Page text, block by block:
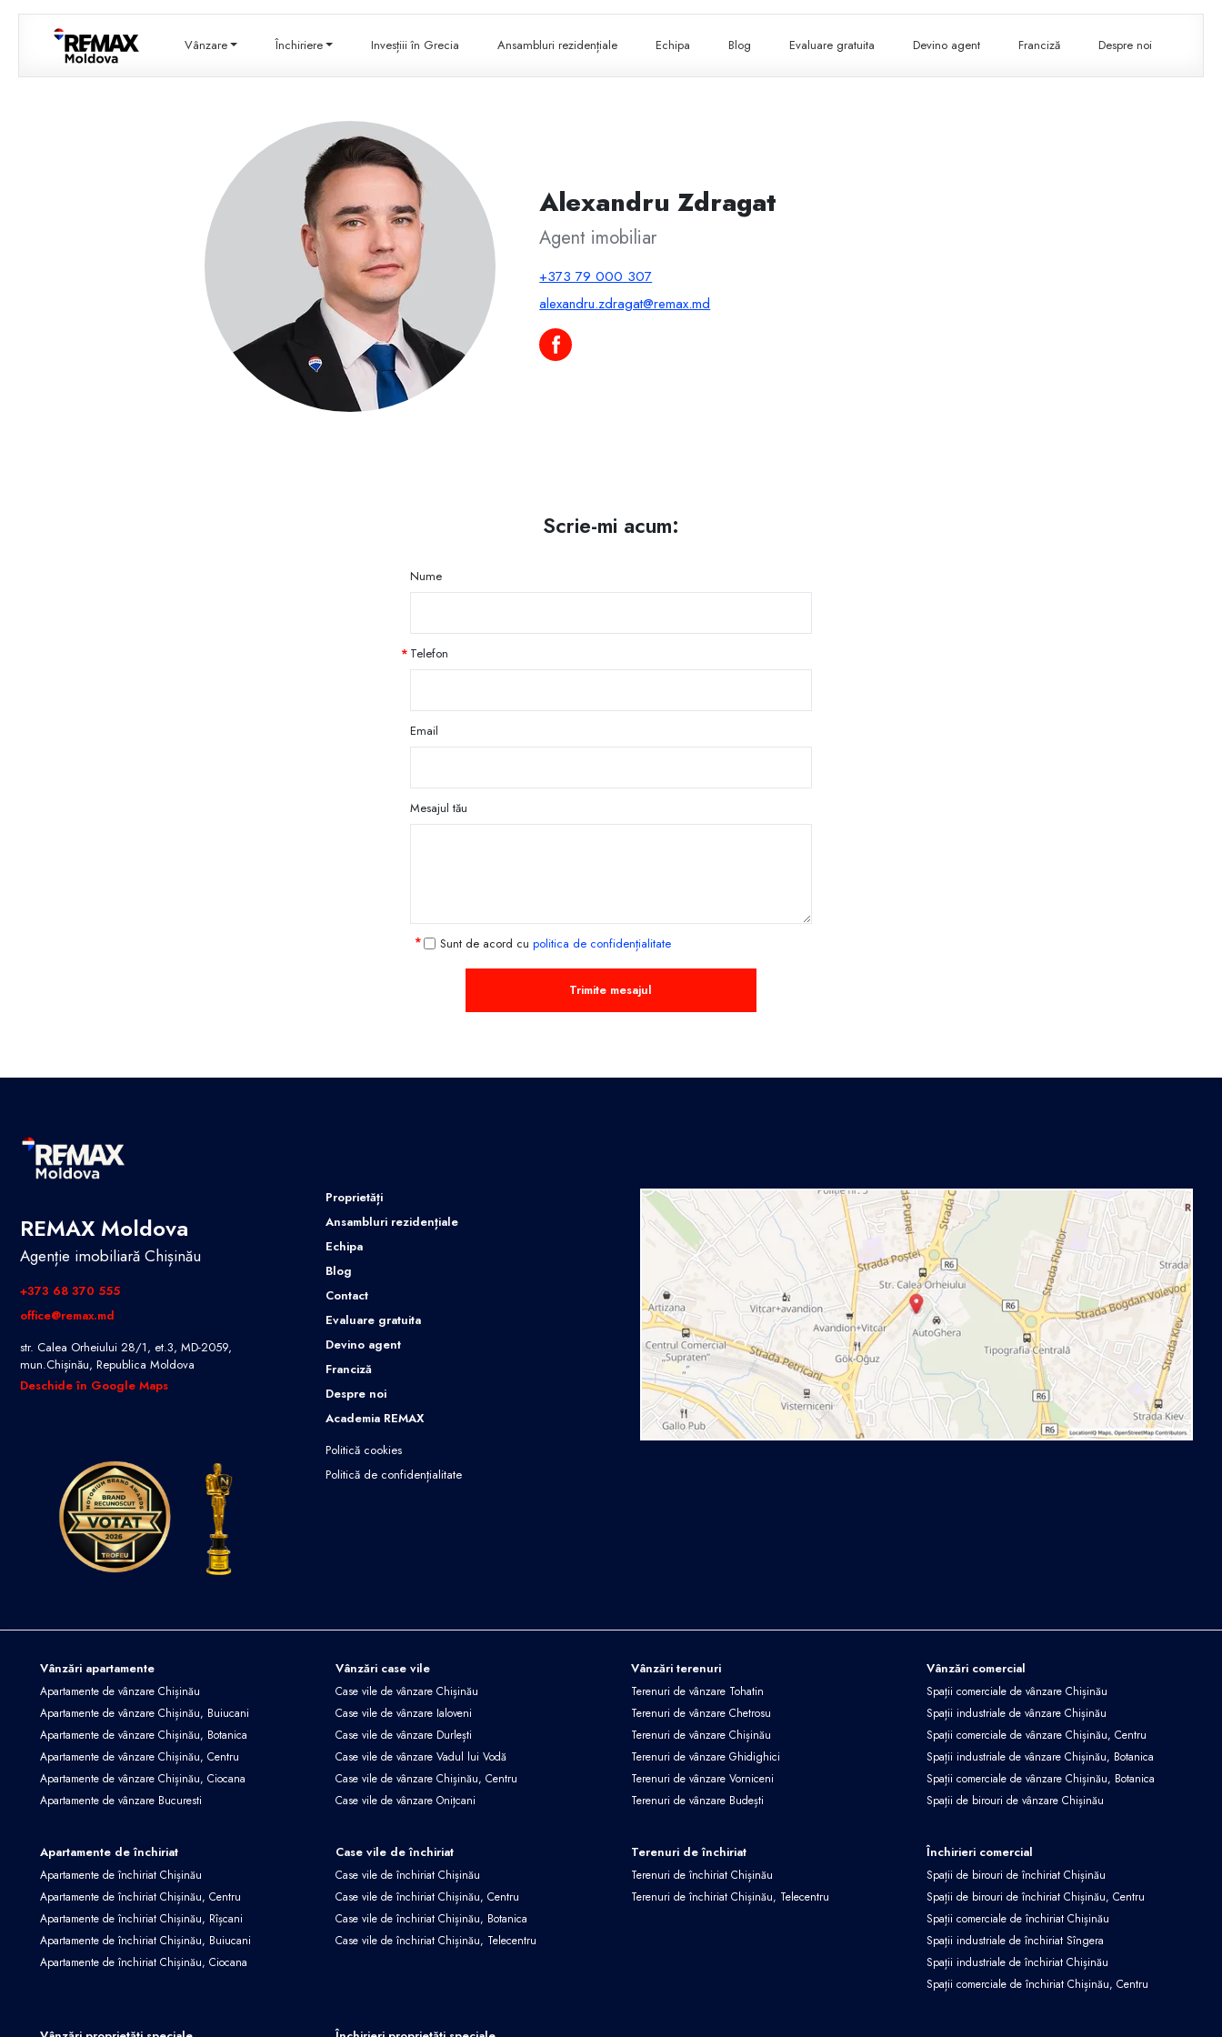
Vânzare Închiriere Invesțiii în Grecia Ansambluri rezidențiale Echipa Blog Evaluare gratuita Devino agent Franciză Despre noi
Alexandru Zdragat
Agent imobiliar
+373 79 000 307
alexandru.zdragat@remax.md
Alexandru Zdragat pe Facebook
Scrie-mi acum:
Nume
Telefon
Email
Mesajul tău
Sunt de acord cu politica de confidențialitate
Trimite mesajul
REMAX Moldova
Agenție imobiliară Chișinău
+373 68 370 555
office@remax.md
str. Calea Orheiului 28/1, et.3, MD-2059,
mun.Chișinău, Republica Moldova
Deschide în Google Maps
Proprietăți
Ansambluri rezidențiale
Echipa
Blog
Contact
Evaluare gratuita
Devino agent
Franciză
Despre noi
Academia REMAX
Politică cookies
Politică de confidențialitate
Vânzări apartamente
Apartamente de vânzare Chișinău
Apartamente de vânzare Chișinău, Buiucani
Apartamente de vânzare Chișinău, Botanica
Apartamente de vânzare Chișinău, Centru
Apartamente de vânzare Chișinău, Ciocana
Apartamente de vânzare Bucuresti
Vânzări case vile
Case vile de vânzare Chișinău
Case vile de vânzare Ialoveni
Case vile de vânzare Durlești
Case vile de vânzare Vadul lui Vodă
Case vile de vânzare Chișinău, Centru
Case vile de vânzare Onițcani
Vânzări terenuri
Terenuri de vânzare Tohatin
Terenuri de vânzare Chetrosu
Terenuri de vânzare Chișinău
Terenuri de vânzare Ghidighici
Terenuri de vânzare Vorniceni
Terenuri de vânzare Budești
Vânzări comercial
Spații comerciale de vânzare Chișinău
Spații industriale de vânzare Chișinău
Spații comerciale de vânzare Chișinău, Centru
Spații industriale de vânzare Chișinău, Botanica
Spații comerciale de vânzare Chișinău, Botanica
Spații de birouri de vânzare Chișinău
Apartamente de închiriat
Apartamente de închiriat Chișinău
Apartamente de închiriat Chișinău, Centru
Apartamente de închiriat Chișinău, Rîșcani
Apartamente de închiriat Chișinău, Buiucani
Apartamente de închiriat Chișinău, Ciocana
Case vile de închiriat
Case vile de închiriat Chișinău
Case vile de închiriat Chișinău, Centru
Case vile de închiriat Chișinău, Botanica
Case vile de închiriat Chișinău, Telecentru
Terenuri de închiriat
Terenuri de închiriat Chișinău
Terenuri de închiriat Chișinău, Telecentru
Închirieri comercial
Spații de birouri de închiriat Chișinău
Spații de birouri de închiriat Chișinău, Centru
Spații comerciale de închiriat Chișinău
Spații industriale de închiriat Sîngera
Spații industriale de închiriat Chișinău
Spații comerciale de închiriat Chișinău, Centru